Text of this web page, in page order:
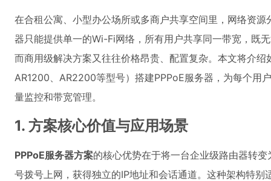
在合租公寓、小型办公场所或多商户共享空间里，网络资
器只能提供单一的Wi-Fi网络，所有用户共享同一带宽，既
而商用级解决方案又往往价格昂贵、配置复杂。本文将介
AR1200、AR2200等型号）搭建PPPoE服务器，为每个用
量监控和带宽管理。
1. 方案核心价值与应用场景
PPPoE服务器方案的核心优势在于将一台企业级路由器转
号拨号上网，获得独立的IP地址和会话通道。这种架构特别